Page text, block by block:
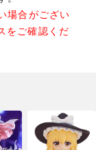
場合がござい
をご確認くだ